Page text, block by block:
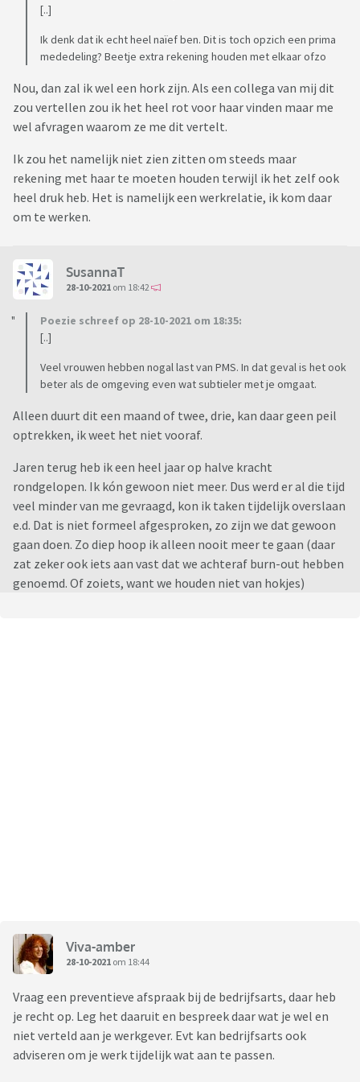
[..]
Ik denk dat ik echt heel naïef ben. Dit is toch opzich een prima
mededeling? Beetje extra rekening houden met elkaar ofzo
Nou, dan zal ik wel een hork zijn. Als een collega van mij dit
zou vertellen zou ik het heel rot voor haar vinden maar me
wel afvragen waarom ze me dit vertelt.
Ik zou het namelijk niet zien zitten om steeds maar
rekening met haar te moeten houden terwijl ik het zelf ook
heel druk heb. Het is namelijk een werkrelatie, ik kom daar
om te werken.
SusannaT
28-10-2021 om 18:42
Poezie schreef op 28-10-2021 om 18:35:
[..]
Veel vrouwen hebben nogal last van PMS. In dat geval is het ook
beter als de omgeving even wat subtieler met je omgaat.
Alleen duurt dit een maand of twee, drie, kan daar geen peil
optrekken, ik weet het niet vooraf.
Jaren terug heb ik een heel jaar op halve kracht
rondgelopen. Ik kón gewoon niet meer. Dus werd er al die tijd
veel minder van me gevraagd, kon ik taken tijdelijk overslaan
e.d. Dat is niet formeel afgesproken, zo zijn we dat gewoon
gaan doen. Zo diep hoop ik alleen nooit meer te gaan (daar
zat zeker ook iets aan vast dat we achteraf burn-out hebben
genoemd. Of zoiets, want we houden niet van hokjes)
Viva-amber
28-10-2021 om 18:44
Vraag een preventieve afspraak bij de bedrijfsarts, daar heb
je recht op. Leg het daaruit en bespreek daar wat je wel en
niet verteld aan je werkgever. Evt kan bedrijfsarts ook
adviseren om je werk tijdelijk wat aan te passen.